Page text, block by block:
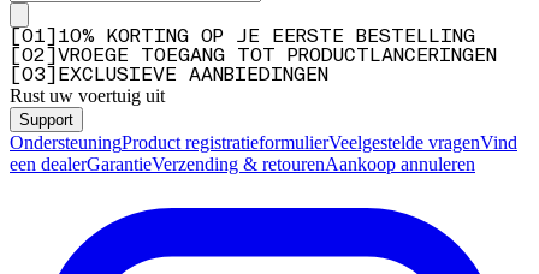
01
10% KORTING OP JE EERSTE BESTELLING
02
VROEGE TOEGANG TOT PRODUCTLANCERINGEN
03 EXCLUSIEVE AANBIEDINGEN
Rust uw voertuig uit
Support
OndersteuningProduct registratieformulierVeelgestelde vragenVind
een dealerGarantieVerzending & retourenAankoop annuleren